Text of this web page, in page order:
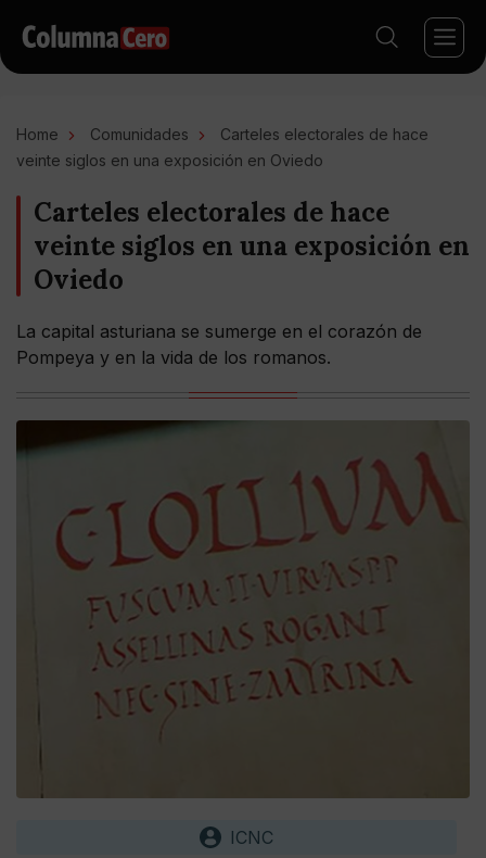
Home Comunidades
Carteles electorales de hace
veinte siglos en una exposición en Oviedo
Carteles electorales de hace
veinte siglos en una exposición en
Oviedo
La capital asturiana se sumerge en el corazón de
Pompeya y en la vida de los romanos.
ICNC